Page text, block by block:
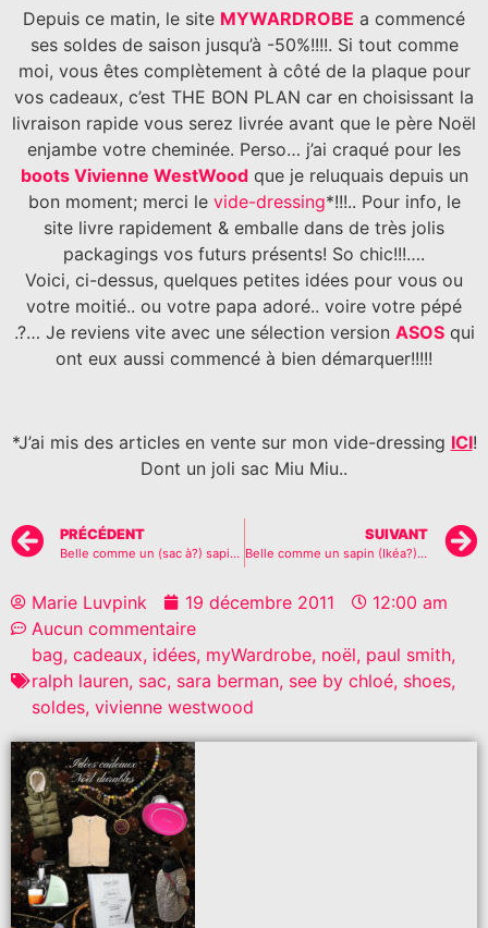
Depuis ce matin, le site MYWARDROBE a commencé
ses soldes de saison jusqu’à -50%!!!!. Si tout comme
moi, vous êtes complètement à côté de la plaque pour
vos cadeaux, c’est THE BON PLAN car en choisissant la
livraison rapide vous serez livrée avant que le père Noël
enjambe votre cheminée. Perso… j’ai craqué pour les
boots Vivienne WestWoodque je reluquais depuis un
bon moment; merci le vide-dressing*!!!.. Pour info, le
site livre rapidement & emballe dans de très jolis
packagings vos futurs présents! So chic!!!….
Voici, ci-dessus, quelques petites idées pour vous ou
votre moitié.. ou votre papa adoré.. voire votre pépé
.?… Je reviens vite avec une sélection version ASOSqui
ont eux aussi commencé à bien démarquer!!!!!
*J’ai mis des articles en vente sur mon vide-dressing ICI!
Dont un joli sac Miu Miu..
PRÉCÉDENT
Belle comme un (sac à?) sapin #1
SUIVANT
Belle comme un sapin (Ikéa?) #2
Marie Luvpink 19 décembre 2011
12:00 am
Aucun commentaire
bag, cadeaux, idées, myWardrobe, noël, paul smith,
ralph lauren, sac, sara berman, see by chloé, shoes,
soldes, vivienne westwood